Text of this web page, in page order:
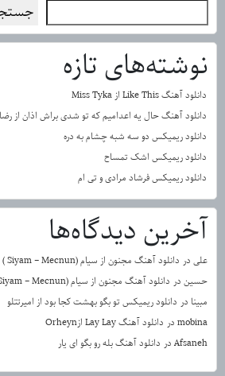
نوشته‌های تازه
دانلود آهنگ Like This از Miss Tyka
دانلود آهنگ حال یه اعدامیم که تو شدی براش اذان از رضا
دانلود ریمیکس دو سه شبه چشام به دره
دانلود ریمیکس اشک تمساح
دانلود ریمیکس فرشاد مرادی و تی ام
آخرین دیدگاه‌ها
علی در دانلود آهنگ مجنون از سیام (Siyam – Mecnun )
حسین در دانلود آهنگ مجنون از سیام (Siyam – Mecnun )
مبینا در دانلود ریمیکس تو بگو بهشت کجا بود از امیرتتلو
mobina در دانلود آهنگ Lay Lay ازOrheyn
Afsaneh در دانلود آهنگ بله رو بگو ای یار